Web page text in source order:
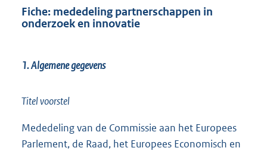
Fiche: mededeling partnerschappen in
onderzoek en innovatie
1. Algemene gegevens
Titel voorstel
Mededeling van de Commissie aan het Europees
Parlement, de Raad, het Europees Economisch en